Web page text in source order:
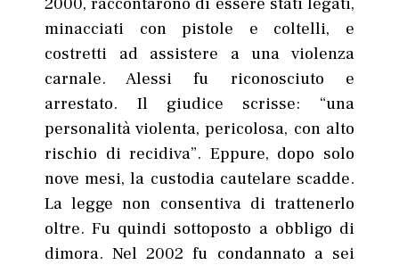
minacciati con pistole e coltelli, e
costretti ad assistere a una violenza
carnale. Alessi fu riconosciuto e
arrestato. Il giudice scrisse: “una
personalità violenta, pericolosa, con alto
rischio di recidiva”. Eppure, dopo solo
nove mesi, la custodia cautelare scadde.
La legge non consentiva di trattenerlo
oltre. Fu quindi sottoposto a obbligo di
dimora. Nel 2002 fu condannato a sei